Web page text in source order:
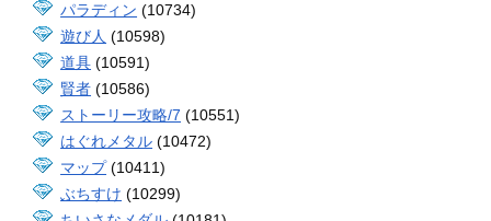
パラディン (10734)
遊び人 (10598)
道具 (10591)
賢者 (10586)
ストーリー攻略/7 (10551)
はぐれメタル (10472)
マップ(10411)
ぶちすけ (10299)